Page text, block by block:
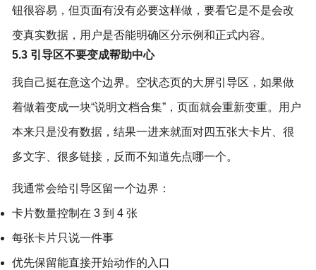
钮很容易，但页面有没有必要这样做，要看它是不是会改
变真实数据，用户是否能明确区分示例和正式内容。
5.3 引导区不要变成帮助中心
我自己挺在意这个边界。空状态页的大屏引导区，如果做
着做着变成一块“说明文档合集”，页面就会重新变重。用户
本来只是没有数据，结果一进来就面对四五张大卡片、很
多文字、很多链接，反而不知道先点哪一个。
我通常会给引导区留一个边界：
卡片数量控制在 3 到 4 张
每张卡片只说一件事
优先保留能直接开始动作的入口